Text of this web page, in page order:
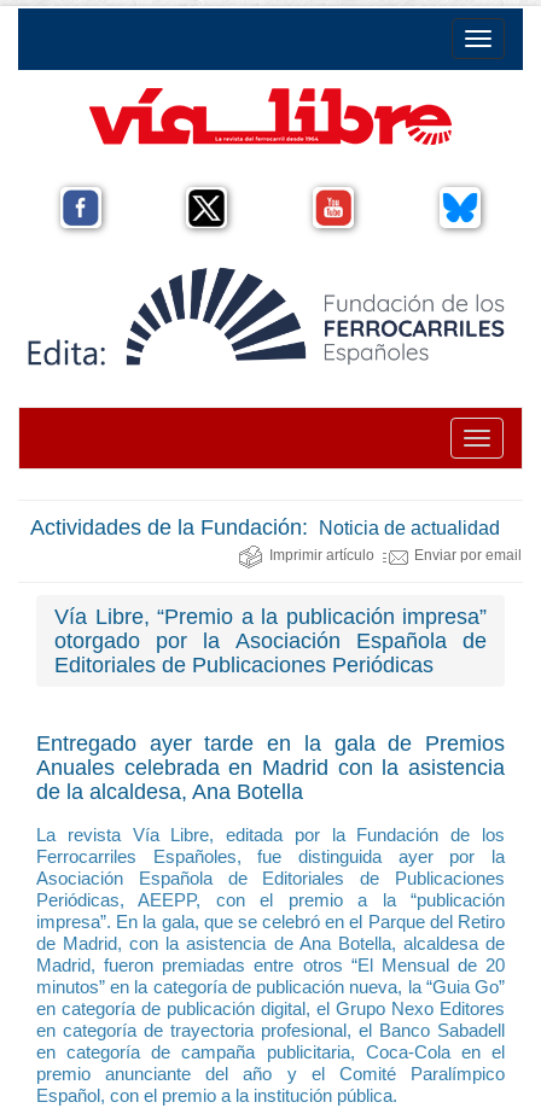
Toggle
Toggle
Actividades de la Fundación: Noticia de actualidad
Imprimir artículo Enviar por email
Vía Libre, “Premio a la publicación impresa”
otorgado por la Asociación Española de
Editoriales de Publicaciones Periódicas
Entregado ayer tarde en la gala de Premios
Anuales celebrada en Madrid con la asistencia
de la alcaldesa, Ana Botella
La revista Vía Libre, editada por la Fundación de los
Ferrocarriles Españoles, fue distinguida ayer por la
Asociación Española de Editoriales de Publicaciones
Periódicas, AEEPP, con el premio a la “publicación
impresa”. En la gala, que se celebró en el Parque del Retiro
de Madrid, con la asistencia de Ana Botella, alcaldesa de
Madrid, fueron premiadas entre otros “El Mensual de 20
minutos” en la categoría de publicación nueva, la “Guia Go”
en categoría de publicación digital, el Grupo Nexo Editores
en categoría de trayectoria profesional, el Banco Sabadell
en categoría de campaña publicitaria, Coca-Cola en el
premio anunciante del año y el Comité Paralímpico
Español, con el premio a la institución pública.